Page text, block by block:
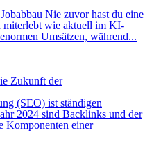
Nie zuvor hast du eine
miterlebt wie aktuell im KI-
Umsätzen, während...
Zukunft der
(SEO) ist ständigen
2024 sind Backlinks und der
Komponenten einer